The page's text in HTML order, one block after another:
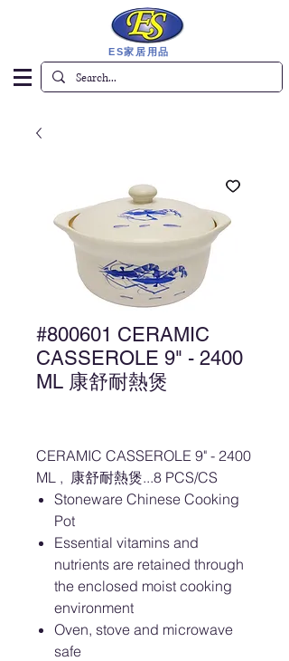
ES家居用品
#800601 CERAMIC
CASSEROLE 9" - 2400
ML 康舒耐熱煲
CERAMIC CASSEROLE 9" - 2400
ML , 康舒耐熱煲...8 PCS/CS
Stoneware Chinese Cooking
Pot
Essential vitamins and
nutrients are retained through
the enclosed moist cooking
environment
Oven, stove and microwave
safe